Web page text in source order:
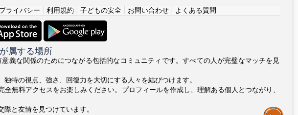
プライバシー 利用規約 子どもの安全| お問い合わせ| よくある質問
属する場所
義な関係のためにつながる包括的なコミュニティです。すべての人が完璧なマッチを見
特の視点、強さ、回復力を大切にする人々を結びつけます。
無料アクセスをお楽しみください。プロフィールを作成し、理解ある個人とつながり、
と友情を見つけています。